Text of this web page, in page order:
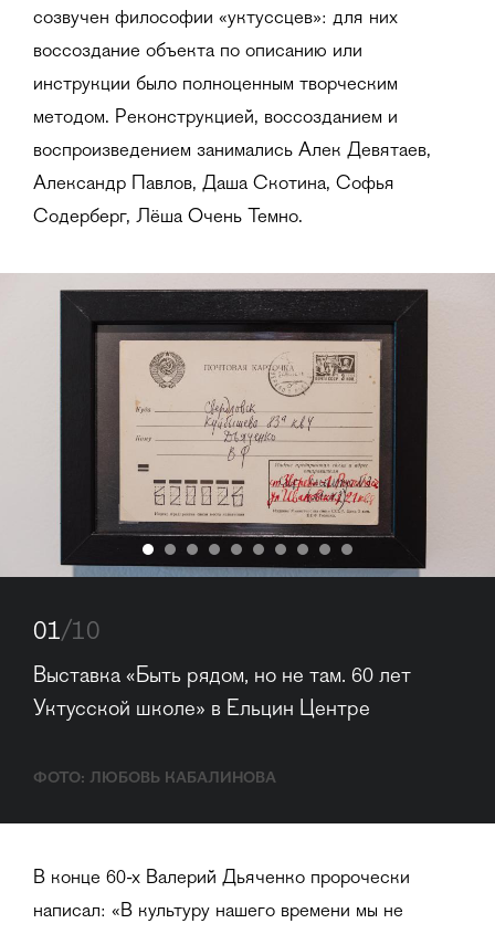
созвучен философии «уктуссцев»: для них
воссоздание объекта по описанию или
инструкции было полноценным творческим
методом. Реконструкцией, воссозданием и
воспроизведением занимались Алек Девятаев,
Александр Павлов, Даша Скотина, Софья
Содерберг, Лёша Очень Темно.
01/10
Выставка «Быть рядом, но не там. 60 лет
Уктусской школе» в Ельцин Центре
ФОТО: ЛЮБОВЬ КАБАЛИНОВА
В конце 60-х Валерий Дьяченко пророчески
написал: «В культуру нашего времени мы не